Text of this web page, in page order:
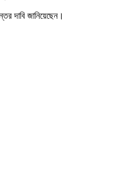
দাবি জানিয়েছেন।